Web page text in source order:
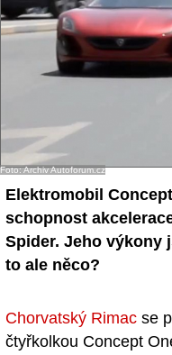
Foto: Archiv Autoforum.cz
Elektromobil
schopnost
Spider. Jeho výkony
to ale něco?
Chorvatský Rimac se
čtyřkolkou Concept